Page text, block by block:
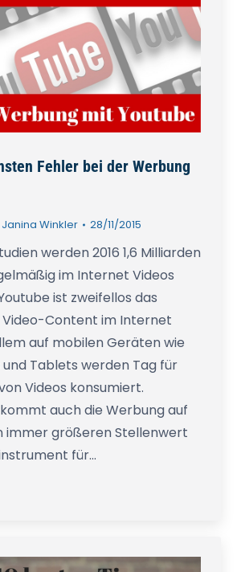
Fehler bei der Werbung
Janina Winkler 28/11/2015
werden 2016 1,6 Milliarden
im Internet Videos
ist zweifellos das
Video-Content im Internet
auf mobilen Geräten wie
Tablets werden Tag für
Videos konsumiert.
auch die Werbung auf
immer größeren Stellenwert
für…